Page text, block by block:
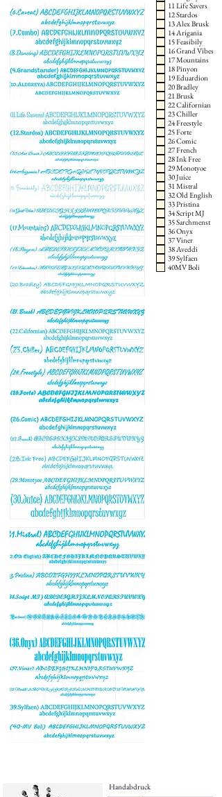
11 Life Savers
12 Stardos
13 Alex Brusk
14 Arigania
15 Feasibily
16 Grand Vibes
17 Mountains
18 Pinyon
19 Eduardion
20 Bradley
21 Brusk
22 Californian
23 Chiller
24 Freestyle
25 Forte
26 Comic
27 French
28 Ink Free
29 Monotyoe
30 Juice
31 Mistral
32 Old English
33 Pristina
34 Script MJ
35 Sarchmenst
36 Onyx
37 Viner
38 Aveddi
39 Sylfaen
40MV Boli
Handabdruck